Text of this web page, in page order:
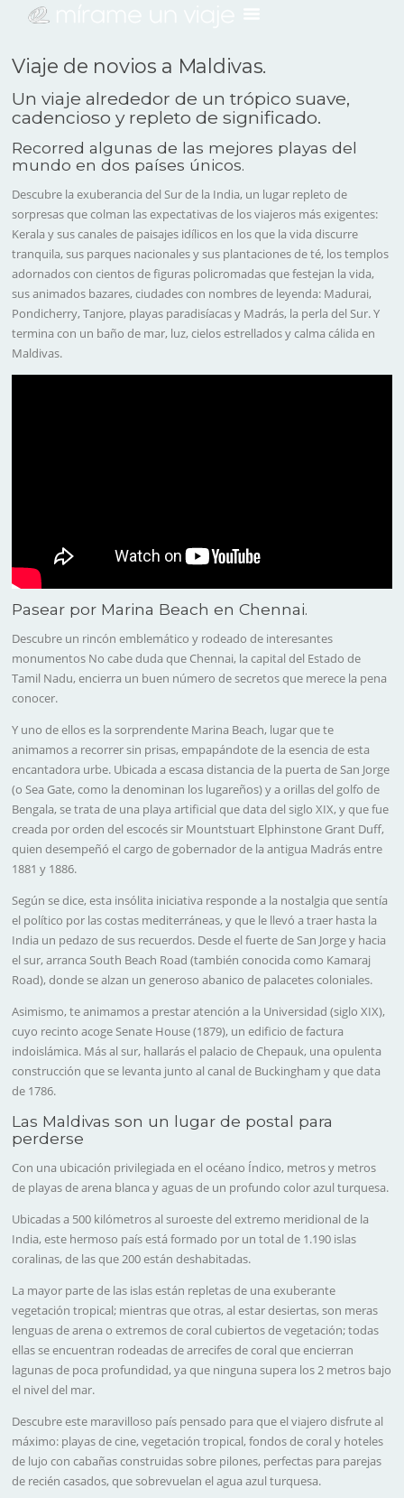
Viaje de novios a Maldivas.
Un viaje alrededor de un trópico suave,
cadencioso y repleto de significado.
Recorred algunas de las mejores playas del
mundo en dos países únicos.
Descubre la exuberancia del Sur de la India, un lugar repleto de
sorpresas que colman las expectativas de los viajeros más exigentes:
Kerala y sus canales de paisajes idílicos en los que la vida discurre
tranquila, sus parques nacionales y sus plantaciones de té, los templos
adornados con cientos de figuras policromadas que festejan la vida,
sus animados bazares, ciudades con nombres de leyenda: Madurai,
Pondicherry, Tanjore, playas paradisíacas y Madrás, la perla del Sur. Y
termina con un baño de mar, luz, cielos estrellados y calma cálida en
Maldivas.
Pasear por Marina Beach en Chennai.
Descubre un rincón emblemático y rodeado de interesantes
monumentos No cabe duda que Chennai, la capital del Estado de
Tamil Nadu, encierra un buen número de secretos que merece la pena
conocer.
Y uno de ellos es la sorprendente Marina Beach, lugar que te
animamos a recorrer sin prisas, empapándote de la esencia de esta
encantadora urbe. Ubicada a escasa distancia de la puerta de San Jorge
(o Sea Gate, como la denominan los lugareños) y a orillas del golfo de
Bengala, se trata de una playa artificial que data del siglo XIX, y que fue
creada por orden del escocés sir Mountstuart Elphinstone Grant Duff,
quien desempeñó el cargo de gobernador de la antigua Madrás entre
1881 y 1886.
Según se dice, esta insólita iniciativa responde a la nostalgia que sentía
el político por las costas mediterráneas, y que le llevó a traer hasta la
India un pedazo de sus recuerdos. Desde el fuerte de San Jorge y hacia
el sur, arranca South Beach Road (también conocida como Kamaraj
Road), donde se alzan un generoso abanico de palacetes coloniales.
Asimismo, te animamos a prestar atención a la Universidad (siglo XIX),
cuyo recinto acoge Senate House (1879), un edificio de factura
indoislámica. Más al sur, hallarás el palacio de Chepauk, una opulenta
construcción que se levanta junto al canal de Buckingham y que data
de 1786.
Las Maldivas son un lugar de postal para
perderse
Con una ubicación privilegiada en el océano Índico, metros y metros
de playas de arena blanca y aguas de un profundo color azul turquesa.
Ubicadas a 500 kilómetros al suroeste del extremo meridional de la
India, este hermoso país está formado por un total de 1.190 islas
coralinas, de las que 200 están deshabitadas.
La mayor parte de las islas están repletas de una exuberante
vegetación tropical; mientras que otras, al estar desiertas, son meras
lenguas de arena o extremos de coral cubiertos de vegetación; todas
ellas se encuentran rodeadas de arrecifes de coral que encierran
lagunas de poca profundidad, ya que ninguna supera los 2 metros bajo
el nivel del mar.
Descubre este maravilloso país pensado para que el viajero disfrute al
máximo: playas de cine, vegetación tropical, fondos de coral y hoteles
de lujo con cabañas construidas sobre pilones, perfectas para parejas
de recién casados, que sobrevuelan el agua azul turquesa.